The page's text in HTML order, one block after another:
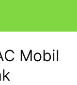
Mobil